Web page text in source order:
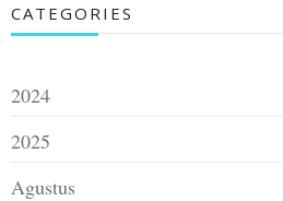
CATEGORIES
2024
2025
Agustus